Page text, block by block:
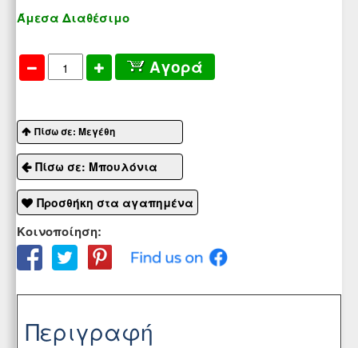
Άμεσα Διαθέσιμο
Αγορά
Πίσω σε: Μεγέθη
Πίσω σε: Μπουλόνια
Προσθήκη στα αγαπημένα
Κοινοποίηση:
Περιγραφή